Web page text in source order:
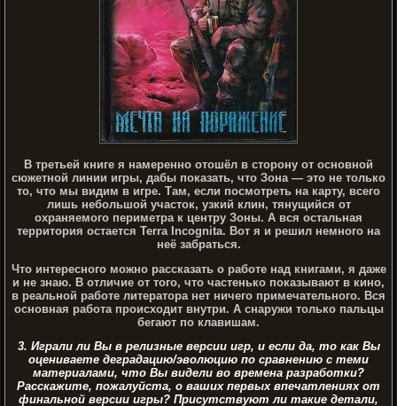
В третьей книге я намеренно отошёл в сторону от основной
сюжетной линии игры, дабы показать, что Зона — это не только
то, что мы видим в игре. Там, если посмотреть на карту, всего
лишь небольшой участок, узкий клин, тянущийся от
охраняемого периметра к центру Зоны. А вся остальная
территория остается Terra Incognita. Вот я и решил немного на
неё забраться.
Что интересного можно рассказать о работе над книгами, я даже
и не знаю. В отличие от того, что частенько показывают в кино,
в реальной работе литератора нет ничего примечательного. Вся
основная работа происходит внутри. А снаружи только пальцы
бегают по клавишам.
3. Играли ли Вы в релизные версии игр, и если да, то как Вы
оцениваете деградацию/эволюцию по сравнению с теми
материалами, что Вы видели во времена разработки?
Расскажите, пожалуйста, о ваших первых впечатлениях от
финальной версии игры? Присутствуют ли такие детали,